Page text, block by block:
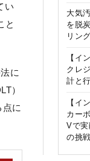
い
と
に
）
に
大気
を脱
リン
【イ
クレ
計と
【イ
カー
Vで実
の挑戦